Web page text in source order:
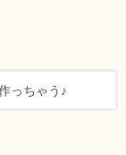
っちゃう♪